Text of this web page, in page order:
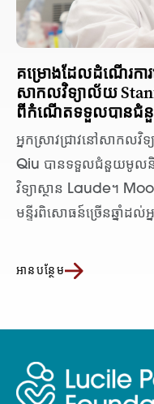
គម្រោង​ដែល​ដំណើរកា
សាកលវិទ្យាល័យ
ពី​កំណើត​ទទួល​បាន​ជំនួ
អ្នកស្រាវជ្រាវ​នៅ​សាក
Qiu បានទទួល​ជំនួយ​មូល
វិទ្យាស្ថាន Laude។
មន្ទីរពិសោធន៍​ច្រើន​ឆ្នាំ​ដ
អានបន្ថែម